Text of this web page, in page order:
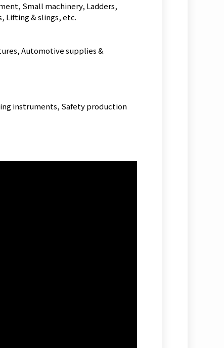
Small machinery, Ladders,
Lifting & slings, etc.
Automotive supplies &
instruments, Safety production